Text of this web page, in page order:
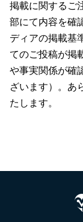
掲載に関するご
部にて内容を確
ディアの掲載基
てのご投稿が掲
や事実関係が確
ざいます）。あ
たします。